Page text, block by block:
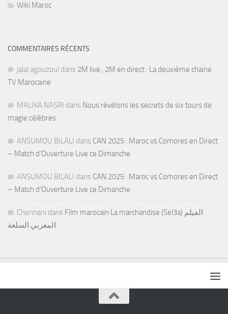
Wiki Maroc
COMMENTAIRES RÉCENTS
jalal agouzoul dans 2M live , 2M en direct : La deuxième chaine
TV Marocaine
MALIKA NASRI dans Nous révélons les secrets de six tours de
magie célèbres
ANSUMOU BILALI dans CAN 2025 : Maroc vs Comores en Direct
– Match d’Ouverture Live ce Dimanche
ANSUMOU BILALI dans CAN 2025 : Maroc vs Comores en Direct
– Match d’Ouverture Live ce Dimanche
Chennani dans Film marocain La marchandise (Sel3a) الفيلم
المغربي السلعة